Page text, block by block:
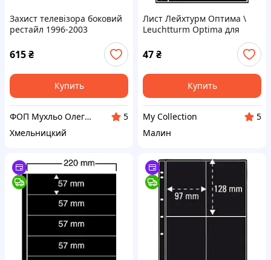
Захист телевізора боковий
рестайл 1996-2003
Транспортер Т4
615₴
Купить
ФОП Мухльо Олег Олександрович
5
Хмельницкий
Лист Лейхтурм Оптима \
Leuchtturm Optima для
47₴
Купить
My Collection
5
Малин